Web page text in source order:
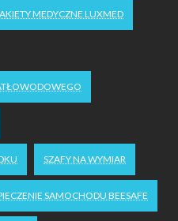
MEDYCZNE LUXMED
SZAFY NA WYMIAR
SAMOCHODU BEESAFE